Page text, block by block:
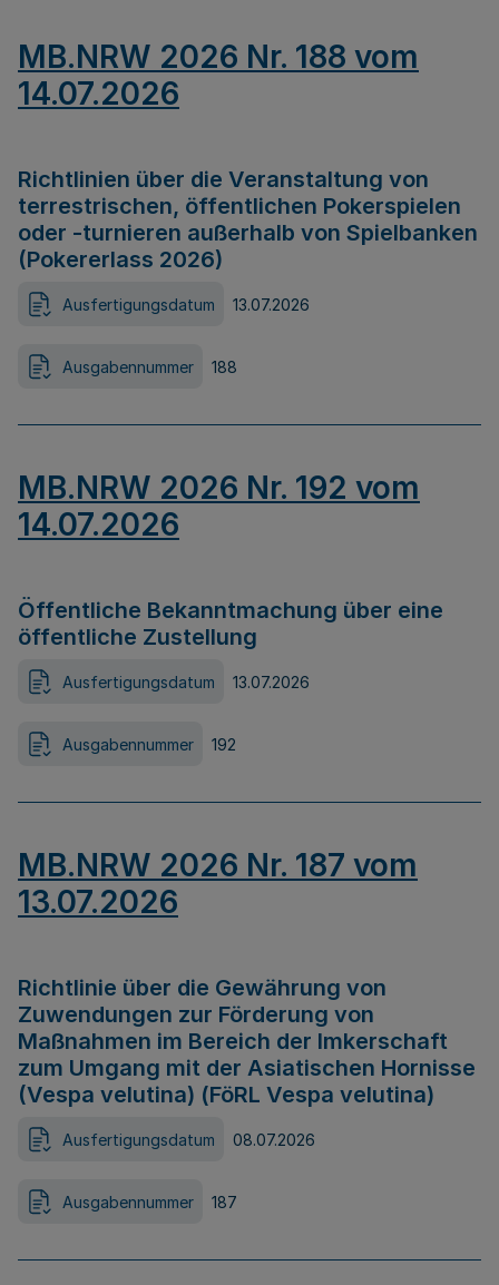
MB.NRW 2026 Nr. 188 vom
14.07.2026
Richtlinien über die Veranstaltung von
terrestrischen, öffentlichen Pokerspielen
oder -turnieren außerhalb von Spielbanken
(Pokererlass 2026)
Ausfertigungsdatum 13.07.2026
Ausgabennummer 188
MB.NRW 2026 Nr. 192 vom
14.07.2026
Öffentliche Bekanntmachung über eine
öffentliche Zustellung
Ausfertigungsdatum 13.07.2026
Ausgabennummer 192
MB.NRW 2026 Nr. 187 vom
13.07.2026
Richtlinie über die Gewährung von
Zuwendungen zur Förderung von
Maßnahmen im Bereich der Imkerschaft
zum Umgang mit der Asiatischen Hornisse
(Vespa velutina) (FöRL Vespa velutina)
Ausfertigungsdatum 08.07.2026
Ausgabennummer 187